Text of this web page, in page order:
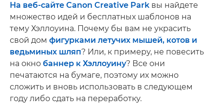
На веб-сайте Canon Creative Park вы найдете
множество идей и бесплатных шаблонов на
тему Хэллоуина. Почему бы вам не украсить
свой дом фигурками летучих мышей, котов и
ведьминых шляп? Или, к примеру, не повесить
на окно баннер к Хэллоуину? Все они
печатаются на бумаге, поэтому их можно
сложить и вновь использовать в следующем
году либо сдать на переработку.